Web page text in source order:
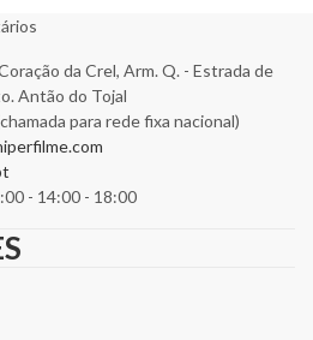
da Crel, Arm. Q. - Estrada de
Antão do Tojal
para rede fixa nacional)
- 14:00 - 18:00